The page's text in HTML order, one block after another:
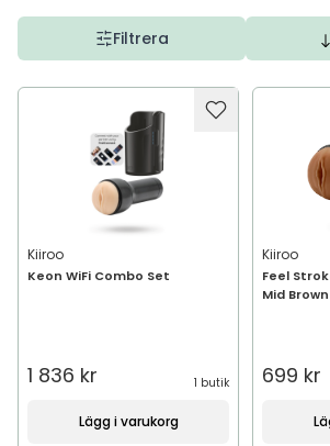
Filtrera
Kiiroo
Keon WiFi Combo Set
1 836 kr 1 butik
Lägg i varukorg
Kiiroo
Feel
Mid Brown
699 kr